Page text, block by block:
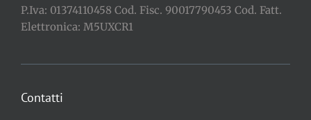
P.Iva: 01374110458 Cod. Fisc. 90017790453 Cod. Fatt.
Elettronica: M5UXCR1
Contatti